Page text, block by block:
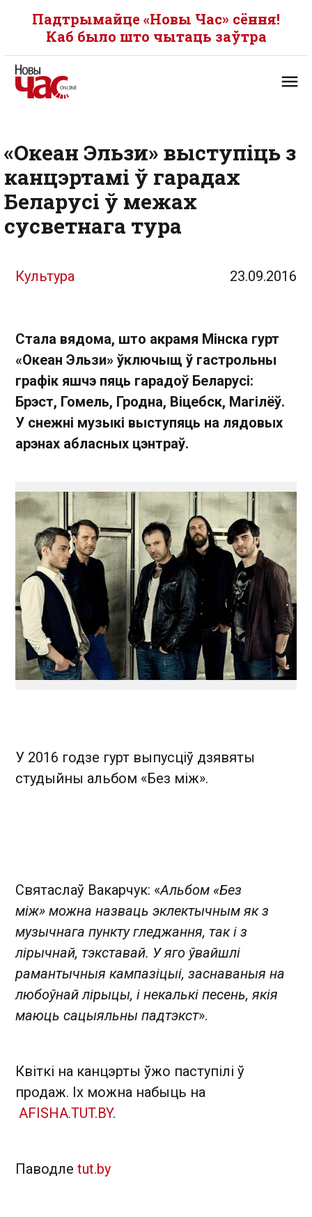
Падтрымайце «Новы Час» сёння!
Каб было што чытаць заўтра
«Океан Эльзи» выступіць з
канцэртамі ў гарадах
Беларусі ў межах
сусветнага тура
Культура 23.09.2016
Стала вядома, што акрамя Мінска гурт
«Океан Эльзи» ўключыщ ў гастрольны
графік яшчэ пяць гарадоў Беларусі:
Брэст, Гомель, Гродна, Віцебск, Магілёў.
У снежні музыкі выступяць на лядовых
арэнах абласных цэнтраў.
У 2016 годзе гурт выпусціў дзявяты
студыйны альбом «Без між».
Святаслаў Вакарчук: «Альбом « Без
між» можна назваць эклектычным як з
музычнага пункту гледжання, так і з
лірычнай, тэкставай. У яго ўвайшлі
рамантычныя кампазіцыі, заснаваныя на
любоўнай лірыцы, і некалькі песень, якія
маюць сацыяльны падтэкст».
Квіткі на канцэрты ўжо паступілі ў
продаж. Іх можна набыць на
AFISHA.TUT.BY.
Паводле tut.by